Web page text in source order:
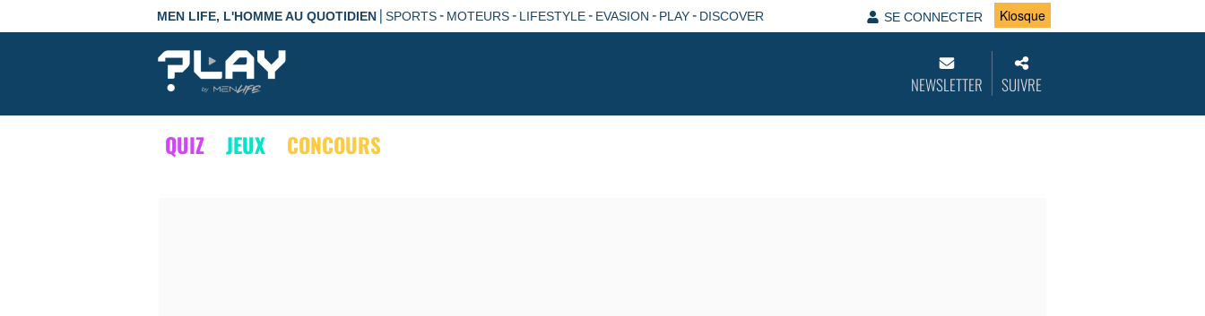
MEN LIFE, L'HOMME AU QUOTIDIEN | SPORTS- MOTEURS- LIFESTYLE- EVASION - PLAY- DISCOVER SE CONNECTER Kiosque
NEWSLETTER SUIVRE
QUIZ JEUX CONCOURS